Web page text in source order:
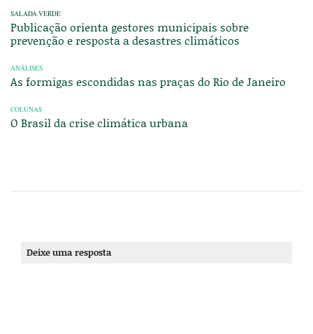
SALADA VERDE
Publicação orienta gestores municipais sobre
prevenção e resposta a desastres climáticos
ANÁLISES
As formigas escondidas nas praças do Rio de Janeiro
COLUNAS
O Brasil da crise climática urbana
Deixe uma resposta